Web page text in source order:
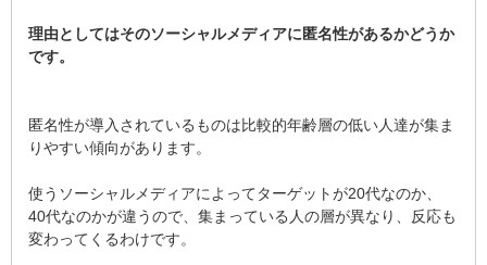
理由としてはそのソーシャルメディアに匿名性があるかどうか
です。
匿名性が導入されているものは比較的年齢層の低い人達が集ま
りやすい傾向があります。
使うソーシャルメディアによってターゲットが20代なのか、
40代なのかが違うので、集まっている人の層が異なり、反応も
変わってくるわけです。